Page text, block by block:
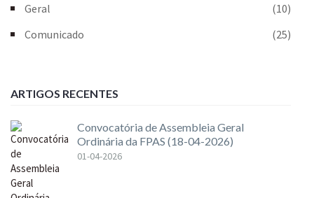
Geral
(10)
Comunicado
(25)
ARTIGOS RECENTES
Convocatória de Assembleia Geral
Ordinária da FPAS (18-04-2026)
01-04-2026